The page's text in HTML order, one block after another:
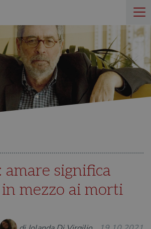
amare significa
mezzo ai morti